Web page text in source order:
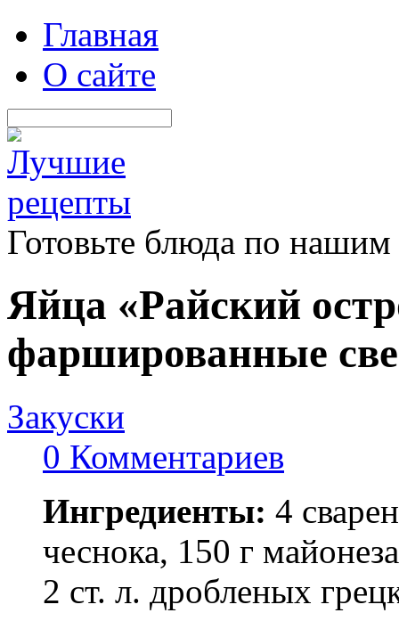
Главная
О сайте
Готовьте блюда по
Яйца «Райский
фаршированные
Закуски
0 Комментариев
Ингредиенты: 4
чеснока, 150 г
2 ст. л. дробленых